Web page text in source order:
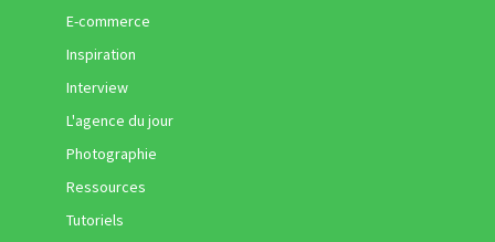
E-commerce
Inspiration
Interview
L'agence du jour
Photographie
Ressources
Tutoriels